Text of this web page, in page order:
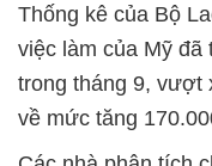
Thống kê của Bộ
việc làm của Mỹ đã
trong tháng 9, vượt
về mức tăng